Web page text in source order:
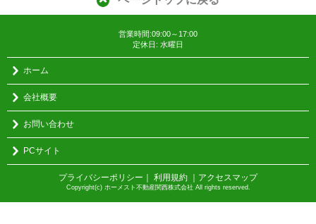
営業時間:09:00～17:00
定休日: 水曜日
ホーム
会社概要
お問い合わせ
PCサイト
プライバシーポリシー ｜ 利用規約 ｜ アクセスマップ
Copyright(c) ホーメスト不動産関西株式会社 All rights reserved.